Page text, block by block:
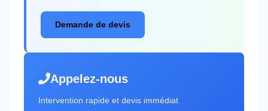
Demande de devis
Appelez-nous
Intervention rapide et devis immédiat